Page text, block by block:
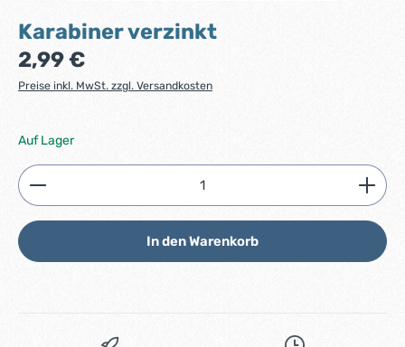
Karabiner verzinkt
Regulärer Preis:
2,99 €
Preise inkl. MwSt. zzgl. Versandkosten
Auf Lager
Produkt Anzahl: Gib den gewünschten Wert ein
In den Warenkorb